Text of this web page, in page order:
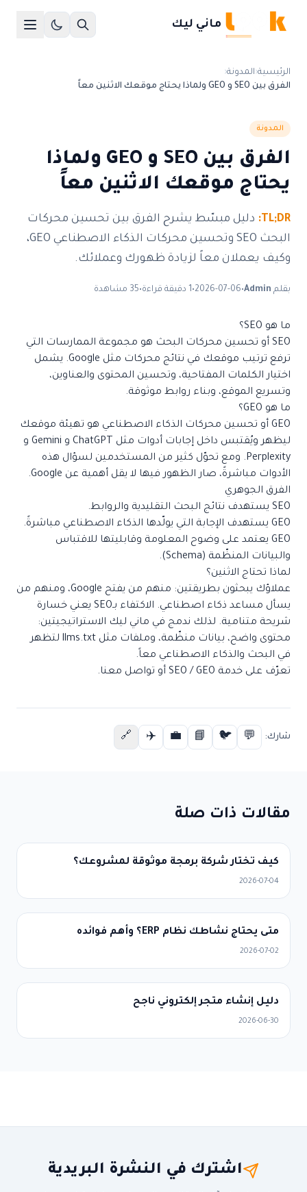
ماني ليك
الرئيسية‹المدونة‹
الفرق بين SEO و GEO ولماذا يحتاج موقعك الاثنين معاً
المدونة
الفرق بين SEO و GEO ولماذا
يحتاج موقعك الاثنين معاً
TL;DR:
دليل مبسّط يشرح الفرق بين تحسين محركات
البحث SEO وتحسين محركات الذكاء الاصطناعي GEO،
وكيف يعملان معاً لزيادة ظهورك وعملائك.
بقلم Admin
•
2026-07-06
•1 دقيقة قراءة •35 مشاهدة
ما هو SEO؟
SEO أو تحسين محركات البحث هو مجموعة الممارسات التي
ترفع ترتيب موقعك في نتائج محركات مثل Google. يشمل
اختيار الكلمات المفتاحية، وتحسين المحتوى والعناوين،
وتسريع الموقع، وبناء روابط موثوقة.
ما هو GEO؟
GEO أو تحسين محركات الذكاء الاصطناعي هو تهيئة موقعك
ليظهر ويُقتبس داخل إجابات أدوات مثل ChatGPT و Gemini و
Perplexity. ومع تحوّل كثير من المستخدمين لسؤال هذه
الأدوات مباشرةً، صار الظهور فيها لا يقل أهمية عن Google.
الفرق الجوهري
SEO يستهدف نتائج البحث التقليدية والروابط.
GEO يستهدف الإجابة التي يولّدها الذكاء الاصطناعي مباشرةً.
GEO يعتمد على وضوح المعلومة وقابليتها للاقتباس
والبيانات المنظّمة (Schema).
لماذا تحتاج الاثنين؟
عملاؤك يبحثون بطريقتين: منهم من يفتح Google، ومنهم من
يسأل مساعد ذكاء اصطناعي. الاكتفاء بـSEO يعني خسارة
شريحة متنامية. لذلك ندمج في ماني ليك الاستراتيجيتين:
محتوى واضح، بيانات منظّمة، وملفات مثل llms.txt لتظهر
في البحث والذكاء الاصطناعي معاً.
تعرّف على خدمة SEO / GEO
أو تواصل معنا.
شارك: 💬
🐦
📘
💼
✈️
🔗
مقالات ذات صلة
كيف تختار شركة برمجة موثوقة لمشروعك؟
2026-07-04
متى يحتاج نشاطك نظام ERP؟ وأهم فوائده
2026-07-02
دليل إنشاء متجر إلكتروني ناجح
2026-06-30
اشترك في النشرة البريدية